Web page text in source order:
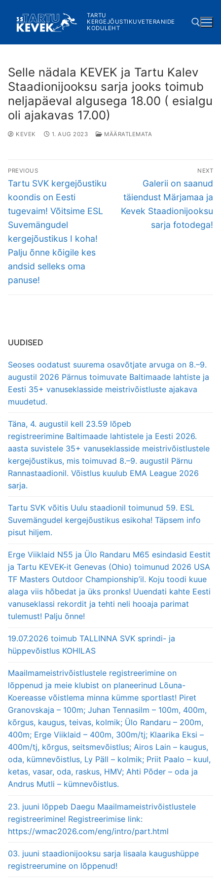
content
TARTU
KERGEJÕUSTIKUVETERANIDE
KODULEHT
Selle nädala KEVEK ja Tartu Kalev
Staadionijooksu sarja jooks toimub
neljapäeval algusega 18.00 ( esialgu
oli ajakavas 17.00)
KEVEK 1. AUG 2023 MÄÄRATLEMATA
Navigeerimine
PREVIOUS
Previous
post:
Tartu SVK kergejõustiku
koondis on Eesti
tugevaim! Võitsime ESL
Suvemängudel
kergejõustikus I koha!
Palju õnne kõigile kes
andsid selleks oma
panuse!
NEXT
Next
post:
Galerii on saanud
täiendust Märjamaa ja
Kevek Staadionijooksu
sarja fotodega!
UUDISED
Seoses oodatust suurema osavõtjate arvuga on 8.–9.
augustil 2026 Pärnus toimuvate Baltimaade lahtiste ja
Eesti 35+ vanuseklasside meistrivõistluste ajakava
muudetud.
Täna, 4. augustil kell 23.59 lõpeb
registreerimine Baltimaade lahtistele ja Eesti 2026.
aasta suvistele 35+ vanuseklasside meistrivõistlustele
kergejõustikus, mis toimuvad 8.–9. augustil Pärnu
Rannastaadionil. Võistlus kuulub EMA League 2026
sarja.
Tartu SVK võitis Uulu staadionil toimunud 59. ESL
Suvemängudel kergejõustikus esikoha! Täpsem info
pisut hiljem.
Erge Viiklaid N55 ja Ülo Randaru M65 esindasid Eestit
ja Tartu KEVEK-it Genevas (Ohio) toimunud 2026 USA
TF Masters Outdoor Championship’il. Koju toodi kuue
alaga viis hõbedat ja üks pronks! Uuendati kahte Eesti
vanuseklassi rekordit ja tehti neli hooaja parimat
tulemust! Palju õnne!
19.07.2026 toimub TALLINNA SVK sprindi- ja
hüppevõistlus KOHILAS
Maailmameistrivõistlustele registreerimine on
lõppenud ja meie klubist on planeerinud Lõuna-
Koereasse võistlema minna kümme sportlast! Piret
Granovskaja – 100m; Juhan Tennasilm – 100m, 400m,
kõrgus, kaugus, teivas, kolmik; Ülo Randaru – 200m,
400m; Erge Viiklaid – 400m, 300m/tj; Klaarika Eksi –
400m/tj, kõrgus, seitsmevõistlus; Airos Lain – kaugus,
oda, kümnevõistlus, Ly Päll – kolmik; Priit Paalo – kuul,
ketas, vasar, oda, raskus, HMV; Ahti Põder – oda ja
Andrus Mutli – kümnevõistlus.
23. juuni lõppeb Daegu Maailmameistrivõistlustele
registreerimine! Registreerimise link:
https://wmac2026.com/eng/intro/part.html
03. juuni staadionijooksu sarja lisaala kaugushüppe
registreerumine on lõppenud!